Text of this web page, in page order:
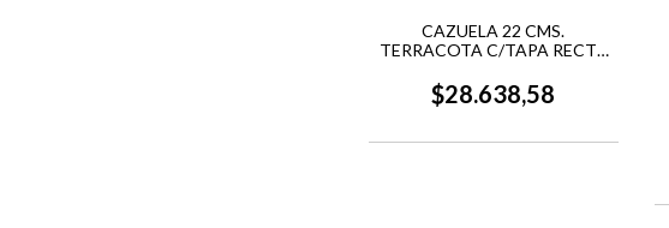
CAZUELA 22 CMS.
TERRACOTA C/TAPA RECTA
$28.638,58